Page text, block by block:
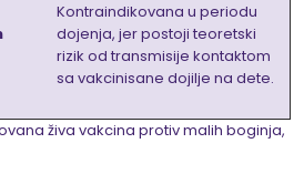
Kontraindikovana u periodu
dojenja, jer postoji teoretski
rizik od transmisije kontaktom
sa vakcinisane dojilje na dete.
živa vakcina protiv malih boginja,